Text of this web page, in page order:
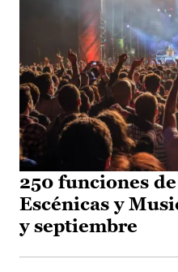
250 funciones
Escénicas y
y septiembre